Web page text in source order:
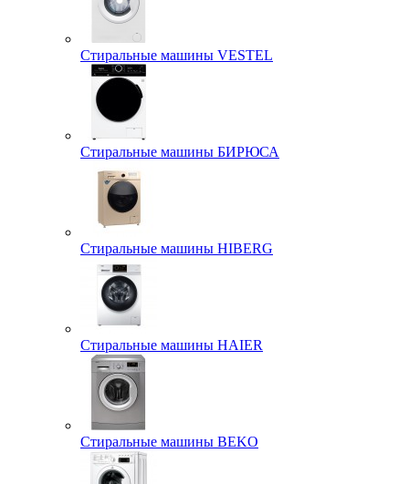
Стиральные машины VESTEL
Стиральные машины БИРЮСА
Стиральные машины HIBERG
Стиральные машины HAIER
Стиральные машины BEKO